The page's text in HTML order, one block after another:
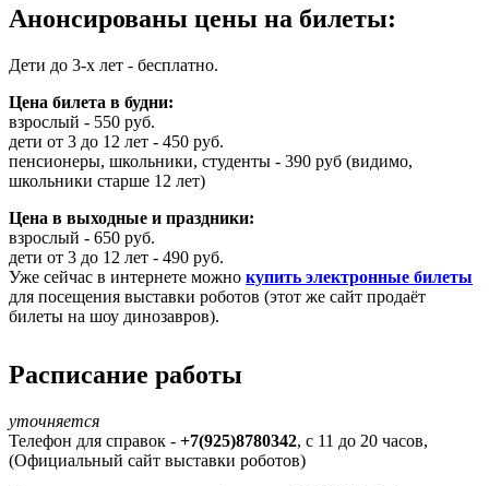
Анонсированы цены на билеты:
Дети до 3-х лет - бесплатно.
Цена билета в будни:
взрослый - 550 руб.
дети от 3 до 12 лет - 450 руб.
пенсионеры, школьники, студенты - 390 руб (видимо,
школьники старше 12 лет)
Цена в выходные и праздники:
взрослый - 650 руб.
дети от 3 до 12 лет - 490 руб.
Уже сейчас в интернете можно купить электронные билеты
для посещения выставки роботов (этот же сайт продаёт
билеты на шоу динозавров).
Расписание работы
уточняется
Телефон для справок - +7(925)8780342, с 11 до 20 часов,
(Официальный сайт выставки роботов)